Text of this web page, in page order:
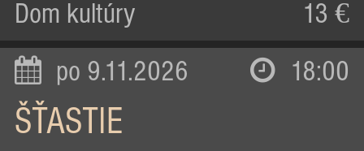
Dom kultúry 13 €
po 9.11.2026 18:00
ŠŤASTIE